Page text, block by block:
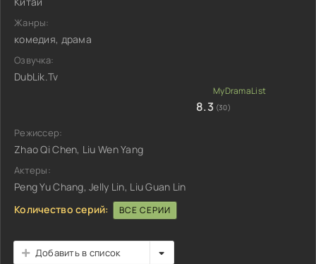
Жанры:
комедия, драма
Озвучка:
DubLik.Tv
8.3 (30)
Режиссер:
Zhao Qi Chen, Liu Wen Yang
Актеры:
Peng Yu Chang, Jelly Lin, Liu Guan Lin
Количество серий:
ВСЕ СЕРИИ
Добавить в список